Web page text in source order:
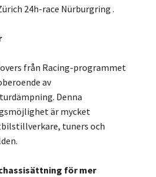
24h-race Nürburgring .
från Racing-programmet
av
Denna
är mycket
tuners och
för mer